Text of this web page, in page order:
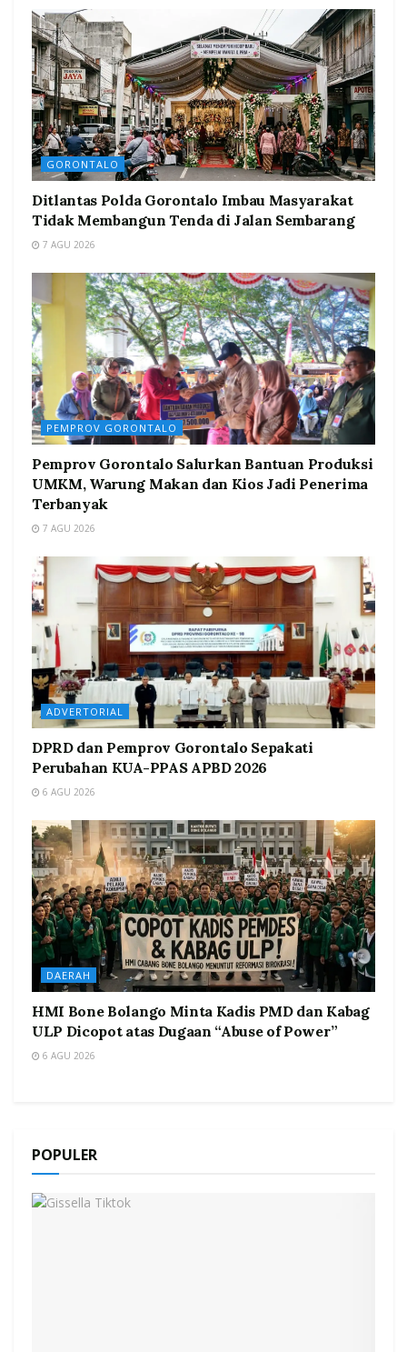
GORONTALO
Ditlantas Polda Gorontalo Imbau Masyarakat
Tidak Membangun Tenda di Jalan Sembarang
7 AGU 2026
PEMPROV GORONTALO
Pemprov Gorontalo Salurkan Bantuan Produksi
UMKM, Warung Makan dan Kios Jadi Penerima
Terbanyak
7 AGU 2026
ADVERTORIAL
DPRD dan Pemprov Gorontalo Sepakati
Perubahan KUA-PPAS APBD 2026
6 AGU 2026
DAERAH
HMI Bone Bolango Minta Kadis PMD dan Kabag
ULP Dicopot atas Dugaan “Abuse of Power”
6 AGU 2026
POPULER